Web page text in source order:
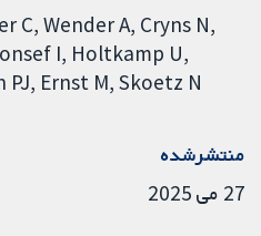
C Wender A Cryns N
I Holtkamp U
PJ Ernst M Skoetz N
منتشرشده
27 می 2025